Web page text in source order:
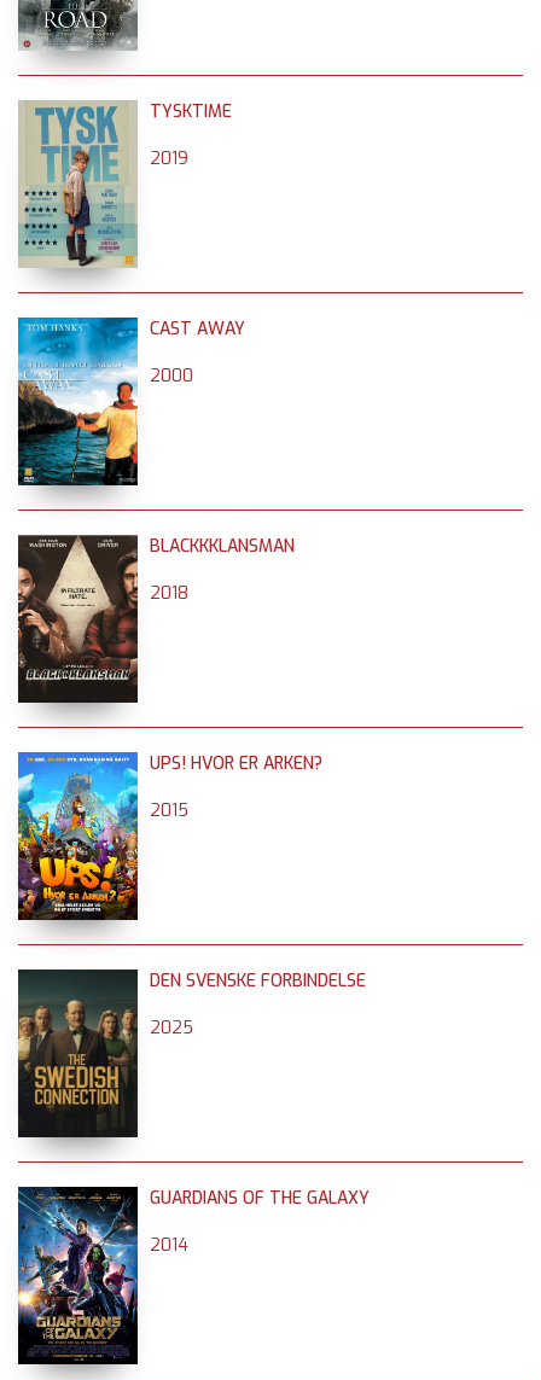
TYSKTIME
2019
CAST AWAY
2000
BLACKKKLANSMAN
2018
UPS! HVOR ER ARKEN?
2015
DEN SVENSKE FORBINDELSE
2025
GUARDIANS OF THE GALAXY
2014